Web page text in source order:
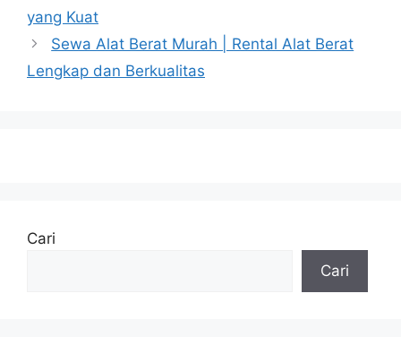
yang Kuat
Sewa Alat Berat Murah | Rental Alat Berat
Lengkap dan Berkualitas
Cari
Cari